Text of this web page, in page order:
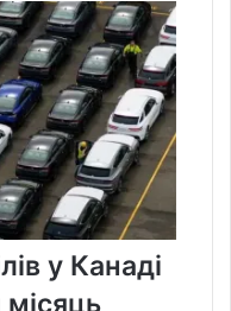
у Канаді